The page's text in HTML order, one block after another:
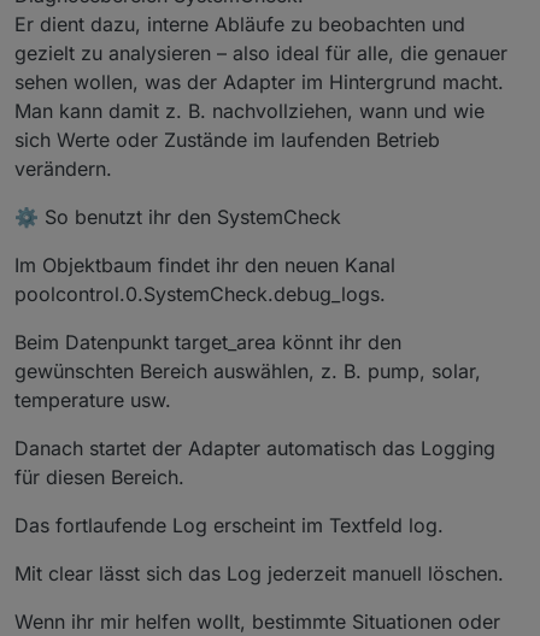
Er dient dazu, interne Abläufe zu beobachten und
gezielt zu analysieren – also ideal für alle, die genauer
sehen wollen, was der Adapter im Hintergrund macht.
Man kann damit z. B. nachvollziehen, wann und wie
sich Werte oder Zustände im laufenden Betrieb
verändern.
⚙️ So benutzt ihr den SystemCheck
Im Objektbaum findet ihr den neuen Kanal
poolcontrol.0.SystemCheck.debug_logs.
Beim Datenpunkt target_area könnt ihr den
gewünschten Bereich auswählen, z. B. pump, solar,
temperature usw.
Danach startet der Adapter automatisch das Logging
für diesen Bereich.
Das fortlaufende Log erscheint im Textfeld log.
Mit clear lässt sich das Log jederzeit manuell löschen.
Wenn ihr mir helfen wollt, bestimmte Situationen oder